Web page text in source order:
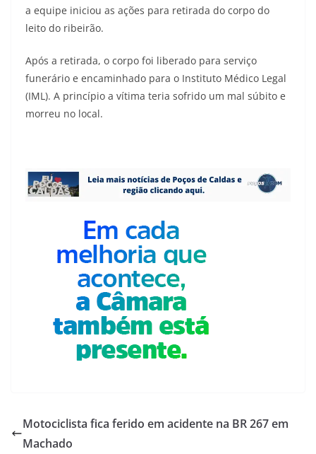
a equipe iniciou as ações para retirada do corpo do
leito do ribeirão.
Após a retirada, o corpo foi liberado para serviço
funerário e encaminhado para o Instituto Médico Legal
(IML). A princípio a vítima teria sofrido um mal súbito e
morreu no local.
Motociclista fica ferido em acidente na BR 267 em
Machado